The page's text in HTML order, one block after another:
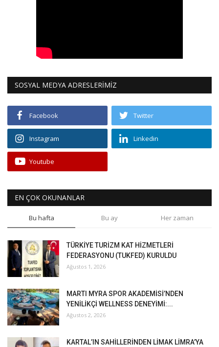
SOSYAL MEDYA ADRESLERİMİZ
Facebook Twitter
Instagram Linkedin
Youtube
EN ÇOK OKUNANLAR
Bu hafta Bu ay Her zaman
TÜRKİYE TURİZM KAT HİZMETLERİ
FEDERASYONU (TUKFED) KURULDU
Ağustos 1, 2026
MARTI MYRA SPOR AKADEMİSİ’NDEN
YENİLİKÇİ WELLNESS DENEYİMİ:...
Ağustos 2, 2026
KARTAL’IN SAHİLLERİNDEN LİMAK LİMRA’YA